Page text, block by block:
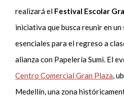
realizará el Festival Escolar
iniciativa que busca reunir en
esenciales para el regreso a
alianza con Papelería Sumi. El
Centro Comercial Gran Plaza ,
Medellín, una zona